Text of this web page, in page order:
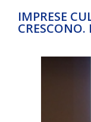
IMPRESE